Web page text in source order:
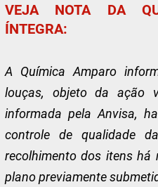
VEJA NOTA DA
ÍNTEGRA:
A Química Amparo
louças, objeto da ação
informada pela Anvisa,
controle de qualidade
recolhimento dos itens há
plano previamente